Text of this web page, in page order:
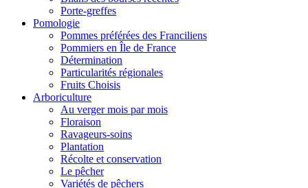
Porte-greffes
Pomologie
Pommes préférées des Franciliens
Pommiers en Île de France
Détermination
Particularités régionales
Fruits Choisis
Arboriculture
Au verger mois par mois
Floraison
Ravageurs-soins
Plantation
Récolte et conservation
Le pêcher
Variétés de pêchers